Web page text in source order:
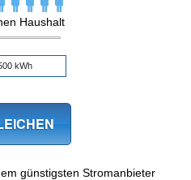
Haushalt
günstigsten Stromanbieter